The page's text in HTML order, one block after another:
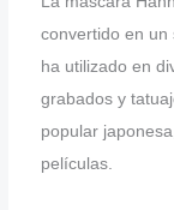
convertido en un
ha utilizado en
grabados y
popular
películas.